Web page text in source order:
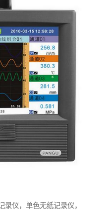
仪，单色无纸记录仪，